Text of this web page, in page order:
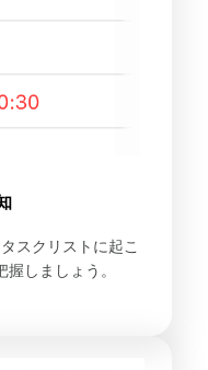
スクリストに起こ
しましょう。